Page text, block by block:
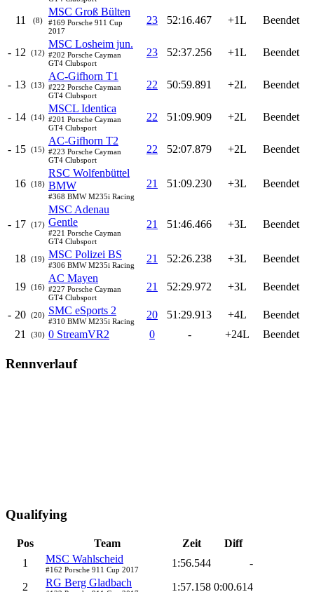
11 (8)
MSC Groß Bülten
#169 Porsche 911 Cup
2017
23 52:16.467 +1L Beendet
- 12 (12)
MSC Losheim jun.
#202 Porsche Cayman
GT4 Clubsport
23 52:37.256 +1L Beendet
- 13 (13)
AC-Gifhorn T1
#222 Porsche Cayman
GT4 Clubsport
22 50:59.891 +2L Beendet
- 14 (14)
MSCL Identica
#201 Porsche Cayman
GT4 Clubsport
22 51:09.909 +2L Beendet
- 15 (15)
AC-Gifhorn T2
#223 Porsche Cayman
GT4 Clubsport
22 52:07.879 +2L Beendet
16 (18)
RSC Wolfenbüttel
BMW
#368 BMW M235i Racing
21 51:09.230 +3L Beendet
- 17 (17)
MSC Adenau
Gentle
#221 Porsche Cayman
GT4 Clubsport
21 51:46.466 +3L Beendet
18 (19) MSC Polizei BS
#306 BMW M235i Racing
21 52:26.238 +3L Beendet
19 (16)
AC Mayen
#227 Porsche Cayman
GT4 Clubsport
21 52:29.972 +3L Beendet
- 20 (20) SMC eSports 2
#310 BMW M235i Racing
20 51:29.913 +4L
Beendet
21
(30) 0 StreamVR2 0 - +24L Beendet
Rennverlauf
Qualifying
Pos Team Zeit
Diff
1
MSC Wahlscheid
#162 Porsche 911 Cup 2017
1:56.544
-
2
RG Berg Gladbach 1:57.158 0:00.614